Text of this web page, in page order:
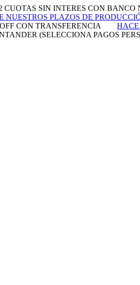
CUOTAS SIN INTERES CON
NUESTROS PLAZOS DE
CON TRANSFERENCIA
HACE
(SELECCIONA PAGOS